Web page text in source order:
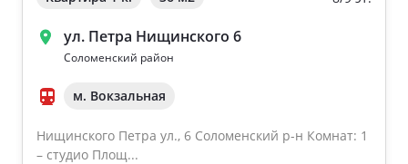
ул. Петра Нищинского 6
Соломенский район
м. Вокзальная
Нищинского Петра ул., 6 Соломенский р-н Комнат: 1
– студио Площ...